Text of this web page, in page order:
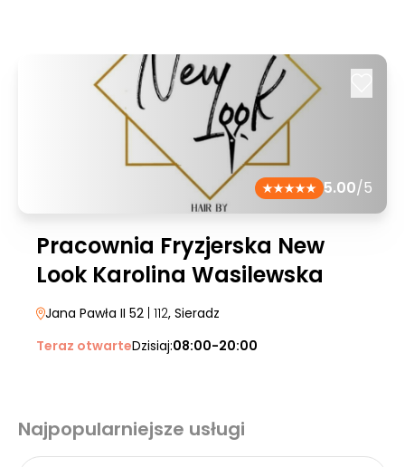
5.00/5
Pracownia Fryzjerska New
Look Karolina Wasilewska
Jana Pawła II 52 | 112, Sieradz
Teraz otwarteDzisiaj:08:00-20:00
Najpopularniejsze usługi